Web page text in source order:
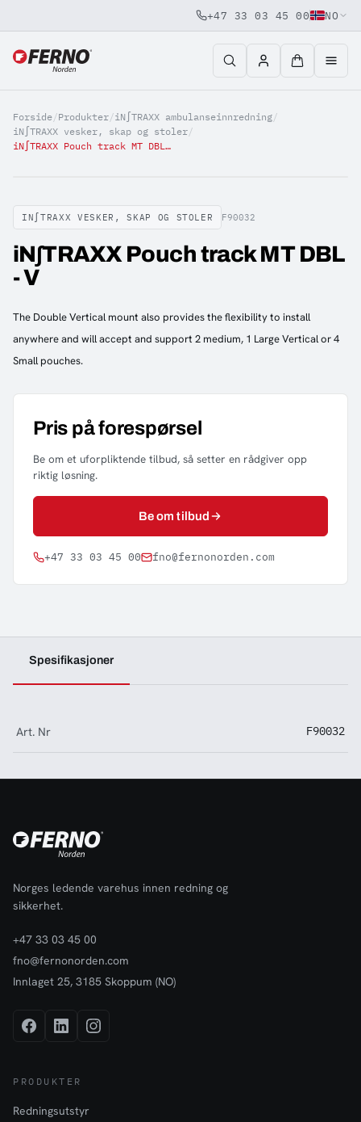
Jump to content
+47 33 03 45 00 NO
Forside/Produkter/iN∫TRAXX ambulanseinnredning/
iN∫TRAXX vesker, skap og stoler/
iN∫TRAXX Pouch track MT DBL - V
IN∫TRAXX VESKER, SKAP OG STOLER F90032
iN∫TRAXX Pouch track MT DBL
- V
The Double Vertical mount also provides the flexibility to install
anywhere and will accept and support 2 medium, 1 Large Vertical or 4
Small pouches.
Pris på forespørsel
Be om et uforpliktende tilbud, så setter en rådgiver opp
riktig løsning.
Be om tilbud
+47 33 03 45 00 fno@fernonorden.com
Spesifikasjoner
Art. Nr F90032
Norges ledende varehus innen redning og
sikkerhet.
+47 33 03 45 00
fno@fernonorden.com
Innlaget 25, 3185 Skoppum (NO)
PRODUKTER
Redningsutstyr